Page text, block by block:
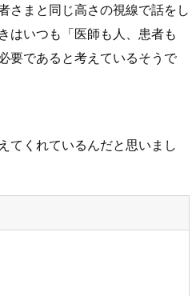
さまと同じ高さの視線で話をし
はいつも「医師も人、患者も
要であると考えているそうで
てくれているんだと思いまし